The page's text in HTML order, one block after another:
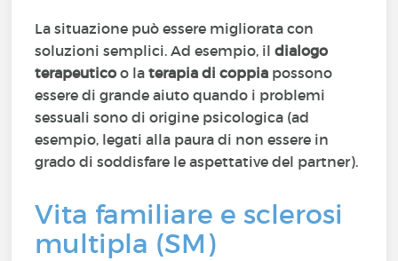
La situazione può essere migliorata con
soluzioni semplici. Ad esempio, ildialogo
terapeuticoo laterapia di coppia possono
essere di grande aiuto quando i problemi
sessuali sono di origine psicologica (ad
esempio, legati alla paura di non essere in
grado di soddisfare le aspettative del partner).
Vita familiare e sclerosi
multipla (SM)